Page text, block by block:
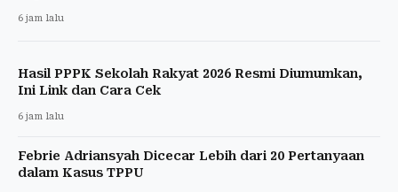
6 jam lalu
Hasil PPPK Sekolah Rakyat 2026 Resmi Diumumkan,
Ini Link dan Cara Cek
6 jam lalu
Febrie Adriansyah Dicecar Lebih dari 20 Pertanyaan
dalam Kasus TPPU